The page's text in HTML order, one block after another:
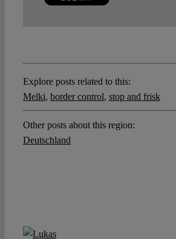
Explore posts related to this:
Melki, border control, stop and frisk
Other posts about this region:
Deutschland